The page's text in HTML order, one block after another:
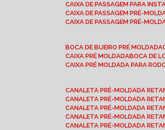
CAIXA DE PASSAGEM PARA
CAIXA DE PASSAGEM PRÉ-
CAIXA DE PASSAGEM PRÉ-
BOCA DE BUEIRO PRÉ MOLDADA
CAIXA PRÉ MOLDADA BOCA DE
CAIXA PRÉ MOLDADA PARA
CANALETA PRÉ-MOLDADA
CANALETA PRÉ-MOLDADA
CANALETA PRÉ-MOLDADA
CANALETA PRÉ-MOLDADA
CANALETA PRÉ-MOLDADA